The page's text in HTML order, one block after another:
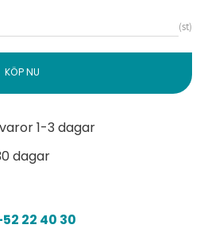
st
1-3 dagar
dagar
22 40 30